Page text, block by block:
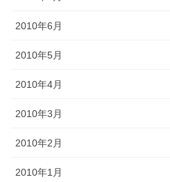
2010年6月
2010年5月
2010年4月
2010年3月
2010年2月
2010年1月